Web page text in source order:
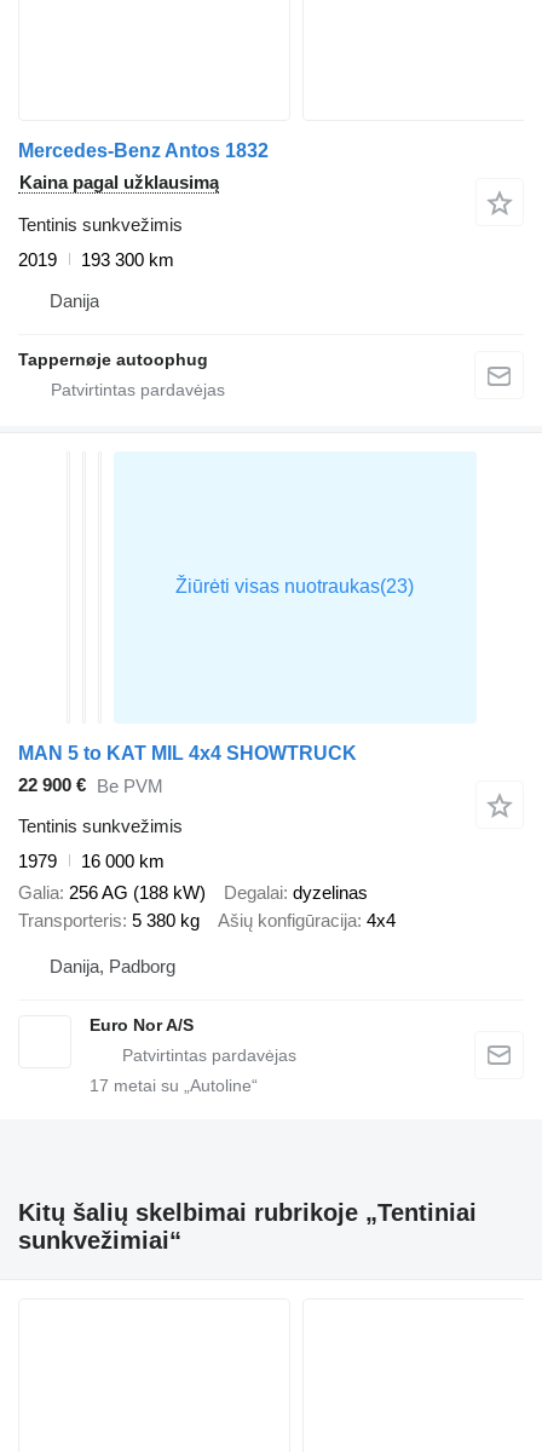
Mercedes-Benz Antos 1832
Kaina pagal užklausimą
Tentinis sunkvežimis
2019
193 300 km
Danija
Tappernøje autoophug
MAN 5 to KAT MIL 4x4 SHOWTRUCK
22 900 € Be PVM
Tentinis sunkvežimis
1979
16 000 km
Galia 256 AG (188 kW) Degalai dyzelinas
Transporteris 5 380 kg Ašių konfigūracija 4x4
Danija, Padborg
Euro Nor A/S
17 metai su „Autoline“
Kitų šalių skelbimai rubrikoje „Tentiniai
sunkvežimiai“